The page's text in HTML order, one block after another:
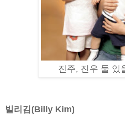
진주, 진우 둘 있
빌리김(Billy Kim)